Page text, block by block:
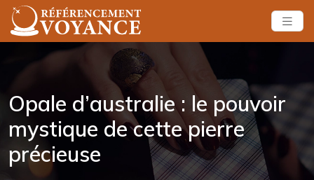
Opale d’australie : le pouvoir
mystique de cette pierre
précieuse